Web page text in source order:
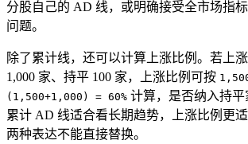
分股自己的 AD 线，或明确接受全市场指
问题。
除了累计线，还可以计算上涨比例。若上
1,000 家、持平 100 家，上涨比例可按
(1,500+1,000) = 60% 计算，是否纳入持平
累计 AD 线适合看长期趋势，上涨比例更适
两种表达不能直接替换。